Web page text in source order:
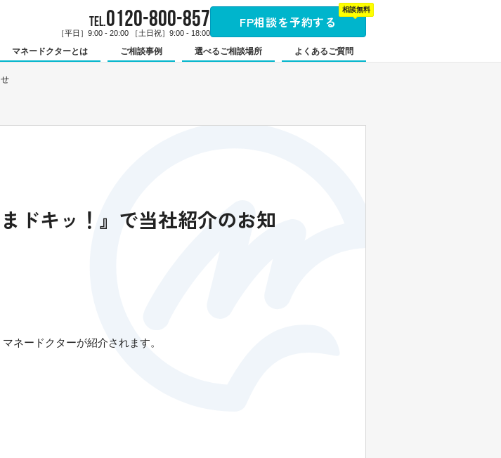
TEL. 0120-800-857
［平日］9:00 - 20:00 ［土日祝］9:00 - 18:00
FP相談を予約する
相談無料
マネードクターとは ご相談事例 選べるご相談場所 よくあるご質問
ドキッ！』で当社紹介のお知
ネードクターが紹介されます。